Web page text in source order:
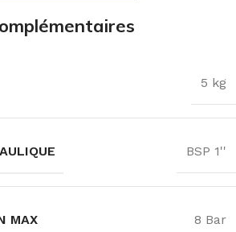
5 kg
BSP 1''
MAX 8 Bar